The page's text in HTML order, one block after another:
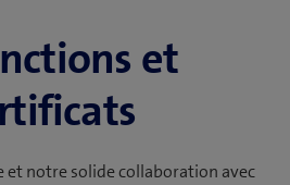
et
et notre solide collaboration avec